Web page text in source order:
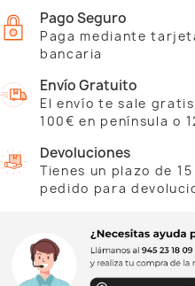
Pago Seguro
Paga mediante
bancaria
Envío Gratuito
El envío te sale
100€ en península o
Devoluciones
Tienes un plazo de
pedido para